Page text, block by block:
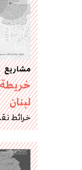
مشاريع
خريطة
لبنان
خرائط